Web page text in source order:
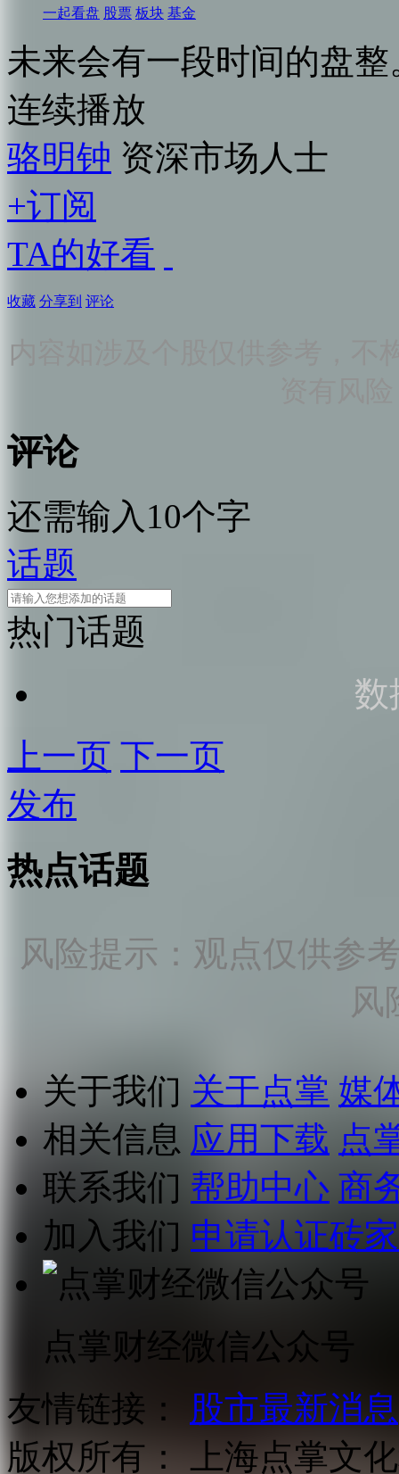
一起看盘 股票 板块 基金
未来会有一段时间的盘
连续播放
骆明钟 资深市场人士
+订阅
TA的好看
收藏 分享到 评论
内容如涉及个股仅供参考，不
评论
还需输入10个字
话题
热门话题
数
上一页 下一页
发布
热点话题
风险提示：观点仅供参
风
关于我们 关于点掌 媒
相关信息 应用下载 点
联系我们 帮助中心 商
加入我们 申请认证砖家
点掌财经微信公众号
友情链接：
股市最新消息
版权所有：
上海点掌文